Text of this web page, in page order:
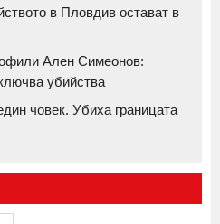
в Пловдив остават в
Ален Симеонов:
убийства
човек. Убиха границата